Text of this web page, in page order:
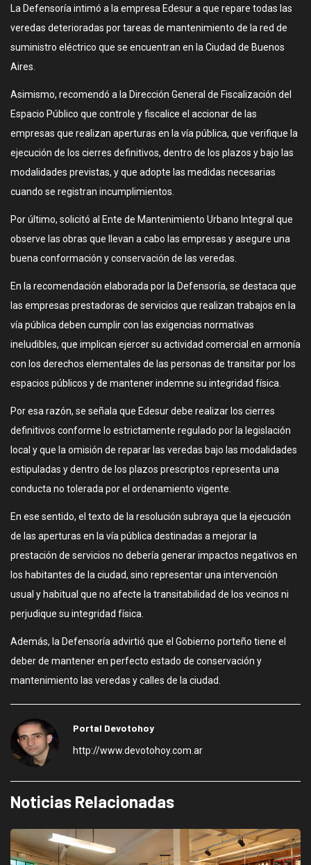
La Defensoría intimó a la empresa Edesur a que repare todas las
veredas deterioradas por tareas de mantenimiento de la red de
suministro eléctrico que se encuentran en la Ciudad de Buenos
Aires.
Asimismo, recomendó a la Dirección General de Fiscalización del
Espacio Público que controle y fiscalice el accionar de las
empresas que realizan aperturas en la vía pública, que verifique la
ejecución de los cierres definitivos, dentro de los plazos y bajo las
modalidades previstas, y que adopte las medidas necesarias
cuando se registran incumplimientos.
Por último, solicitó al Ente de Mantenimiento Urbano Integral que
observe las obras que llevan a cabo las empresas y asegure una
buena conformación y conservación de las veredas.
En la recomendación elaborada por la Defensoría, se destaca que
las empresas prestadoras de servicios que realizan trabajos en la
vía pública deben cumplir con las exigencias normativas
ineludibles, que implican ejercer su actividad comercial en armonía
con los derechos elementales de las personas de transitar por los
espacios públicos y de mantener indemne su integridad física.
Por esa razón, se señala que Edesur debe realizar los cierres
definitivos conforme lo estrictamente regulado por la legislación
local y que la omisión de reparar las veredas bajo las modalidades
estipuladas y dentro de los plazos prescriptos representa una
conducta no tolerada por el ordenamiento vigente.
En ese sentido, el texto de la resolución subraya que la ejecución
de las aperturas en la vía pública destinadas a mejorar la
prestación de servicios no debería generar impactos negativos en
los habitantes de la ciudad, sino representar una intervención
usual y habitual que no afecte la transitabilidad de los vecinos ni
perjudique su integridad física.
Además, la Defensoría advirtió que el Gobierno porteño tiene el
deber de mantener en perfecto estado de conservación y
mantenimiento las veredas y calles de la ciudad.
Portal Devotohoy
http://www.devotohoy.com.ar
Noticias Relacionadas